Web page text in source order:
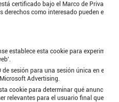
certificado bajo el Marco de
derechos como interesado pueden estar
establece esta cookie para
de sesión para una sesión única en el
Advertising.
cookie para determinar qué anuncios
relevantes para el usuario final que